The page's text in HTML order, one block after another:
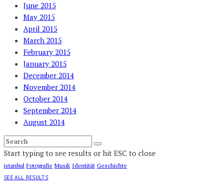
June 2015
May 2015
April 2015
March 2015
February 2015
January 2015
December 2014
November 2014
October 2014
September 2014
August 2014
Start typing to see results or hit ESC to close
istanbul Fotografie Musik Identität Geschichte
SEE ALL RESULTS